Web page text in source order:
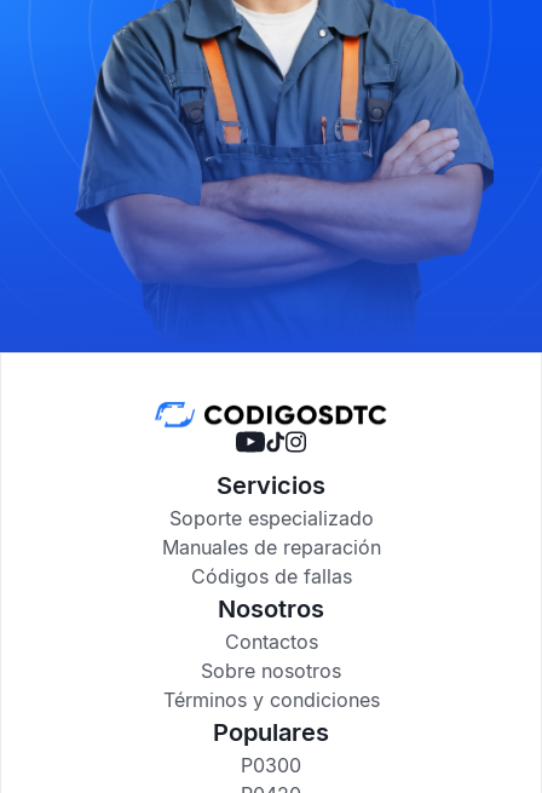
Servicios
Soporte especializado
Manuales de reparación
Códigos de fallas
Nosotros
Contactos
Sobre nosotros
Términos y condiciones
Populares
P0300